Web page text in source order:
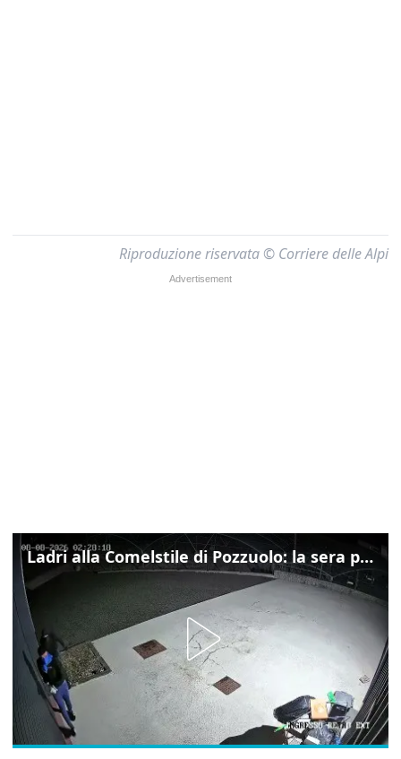
Riproduzione riservata © Corriere delle Alpi
Ladri alla Comelstile di Pozzuolo: la sera prima il tentato furto a Buja, ecco le immagini